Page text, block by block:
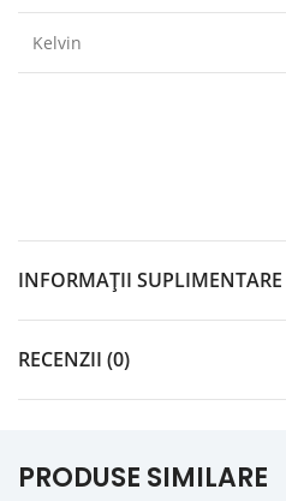
Kelvin
INFORMAȚII SUPLIMENTARE
RECENZII (0)
PRODUSE SIMILARE